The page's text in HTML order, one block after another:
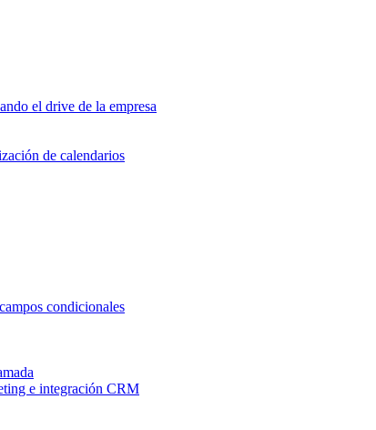
el drive de la empresa
de calendarios
condicionales
e integración CRM